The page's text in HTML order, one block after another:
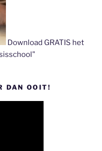
Download GRATIS het
DAN OOIT!